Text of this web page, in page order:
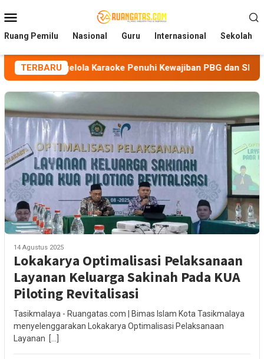
ke
kontenMobile
Ruang Pemilu Nasional Guru Internasional Sekolah
TERBARU
Karaoke Penuhi Kewajiban PBG dan SLF BEM
14 Agustus 2025
Lokakarya Optimalisasi Pelaksanaan
Layanan Keluarga Sakinah Pada KUA
Piloting Revitalisasi
Tasikmalaya - Ruangatas.com | Bimas Islam Kota Tasikmalaya
menyelenggarakan Lokakarya Optimalisasi Pelaksanaan
Layanan […]